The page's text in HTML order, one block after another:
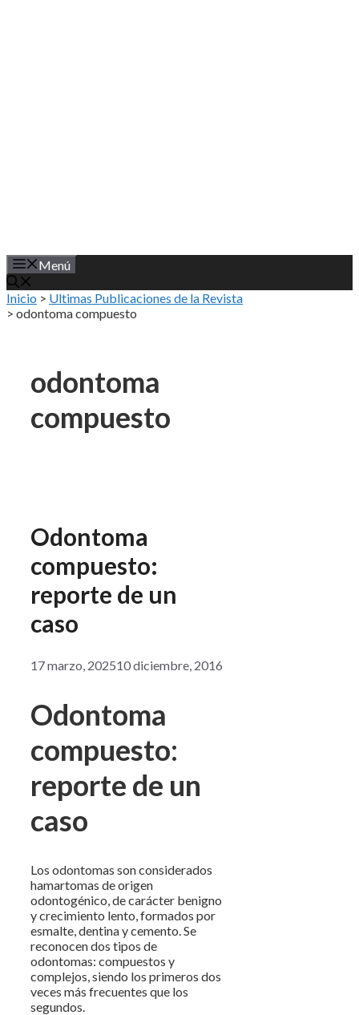
Menú
Inicio > Ultimas Publicaciones de la Revista
> odontoma compuesto
odontoma
compuesto
Odontoma
compuesto:
reporte de un
caso
17 marzo, 202510 diciembre, 2016
Odontoma
compuesto:
reporte de un
caso
Los odontomas son considerados
hamartomas de origen
odontogénico, de carácter benigno
y crecimiento lento, formados por
esmalte, dentina y cemento. Se
reconocen dos tipos de
odontomas: compuestos y
complejos, siendo los primeros dos
veces más frecuentes que los
segundos.